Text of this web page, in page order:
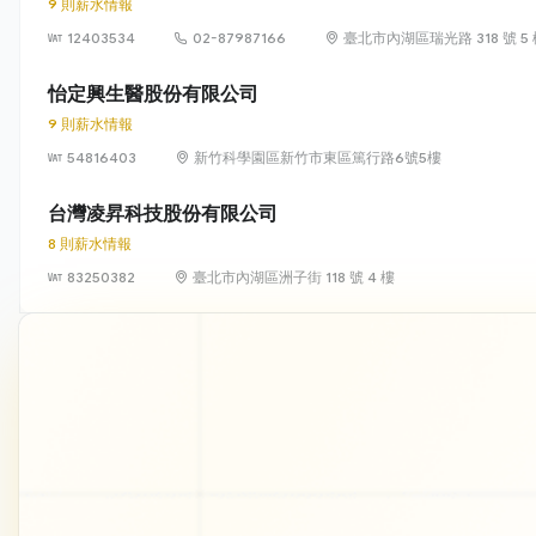
9 則薪水情報
12403534
02-87987166 臺北市內湖區瑞光路 318 號 5
怡定興生醫股份有限公司
9 則薪水情報
54816403
新竹科學園區新竹市東區篤行路6號5樓
台灣凌昇科技股份有限公司
8 則薪水情報
83250382
臺北市內湖區洲子街 118 號 4 樓